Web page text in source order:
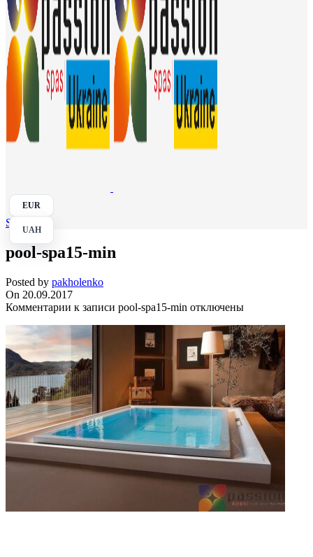
EUR
UAH
Search
pool-spa15-min
Posted by pakholenko
On 20.09.2017
Комментарии к записи pool-spa15-min отключены